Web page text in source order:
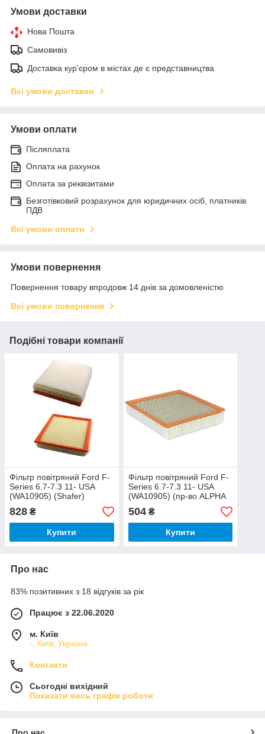
Умови доставки
Нова Пошта
Самовивіз
Доставка кур'єром в містах де є представництва
Всі умови доставки
Умови оплати
Післяплата
Оплата на рахунок
Оплата за реквізитами
Безготівковий розрахунок для юридичних осіб, платників
ПДВ
Всі умови оплати
Умови повернення
Повернення товару впродовж 14 днів за домовленістю
Всі умови повернення
Подібні товари компанії
Фільтр повітряний Ford F-
Series 6.7-7.3 11- USA
(WA10905) (Shafer)
828 ₴
Купити
Фільтр повітряний Ford F-
Series 6.7-7.3 11- USA
(WA10905) (пр-во ALPHA
FILTER)
504₴
Купити
Про нас
83% позитивних з 18 відгуків за рік
Працює з 22.06.2020
м. Київ
-, Київ, Україна
Контакти
Сьогодні вихідний
Показати весь графік роботи